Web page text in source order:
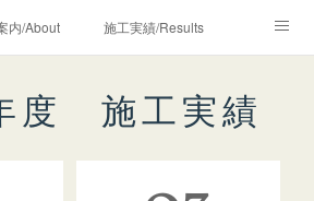
内/About 施工実績/Results
度 施工実績